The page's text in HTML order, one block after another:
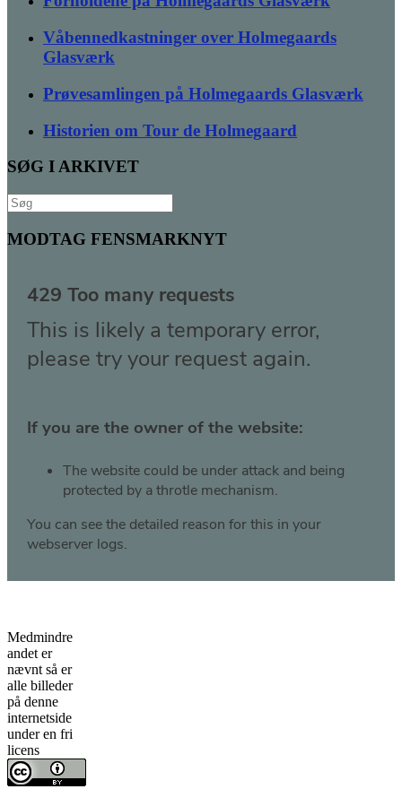
Våbennedkastninger over Holmegaards
Glasværk
Prøvesamlingen på Holmegaards Glasværk
Historien om Tour de Holmegaard
SØG I ARKIVET
Søg
efter:
MODTAG FENSMARKNYT
Medmindre
andet er
nævnt så er
alle billeder
på denne
internetside
under en fri
licens